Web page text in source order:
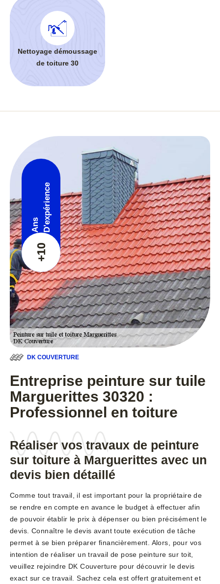
Nettoyage démoussage
de toiture 30
+10
Ans D'expérience
DK COUVERTURE
Entreprise peinture sur tuile
Marguerittes 30320 :
Professionnel en toiture
Réaliser vos travaux de peinture
sur toiture à Marguerittes avec un
devis bien détaillé
Comme tout travail, il est important pour la propriétaire de
se rendre en compte en avance le budget à effectuer afin
de pouvoir établir le prix à dépenser ou bien précisément le
devis. Connaître le devis avant toute exécution de tâche
permet à se bien préparer financièrement. Alors, pour vos
intention de réaliser un travail de pose peinture sur toit,
veuillez rejoindre DK Couverture pour découvrir le devis
exact sur ce travail. Sachez cela est offert gratuitement et